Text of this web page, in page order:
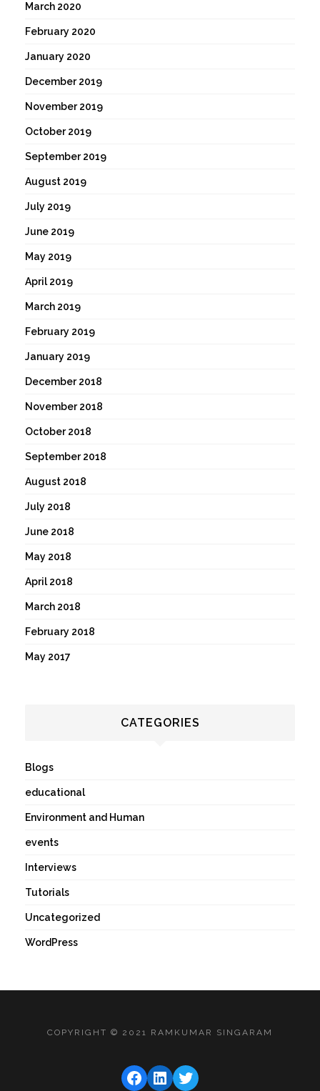
March 2020
February 2020
January 2020
December 2019
November 2019
October 2019
September 2019
August 2019
July 2019
June 2019
May 2019
April 2019
March 2019
February 2019
January 2019
December 2018
November 2018
October 2018
September 2018
August 2018
July 2018
June 2018
May 2018
April 2018
March 2018
February 2018
May 2017
CATEGORIES
Blogs
educational
Environment and Human
events
Interviews
Tutorials
Uncategorized
WordPress
COPYRIGHT © 2021 RAMKUMAR SINGARAM
FACEBOOK
LINKEDIN
TWITTER